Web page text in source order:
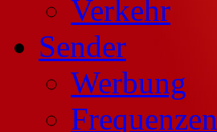
Verkehr
Sender
Werbung
Frequenzen